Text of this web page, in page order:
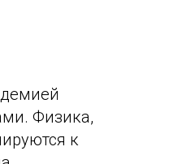
Физика,
к